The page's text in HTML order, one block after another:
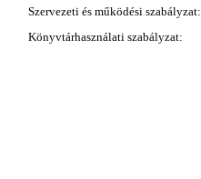
Szervezeti és működési szabályzat:
Könyvtárhasználati szabályzat: